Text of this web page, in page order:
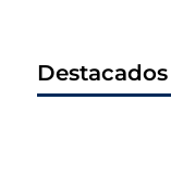
Destacados